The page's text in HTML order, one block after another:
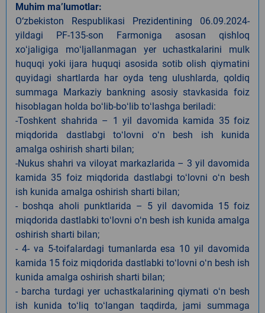
Muhim ma’lumotlar:
O‘zbekiston Respublikasi Prezidentining 06.09.2024-
yildagi PF-135-son Farmoniga asosan qishloq
xoʻjaligiga moʻljallanmagan yer uchastkalarini mulk
huquqi yoki ijara huquqi asosida sotib olish qiymatini
quyidagi shartlarda har oyda teng ulushlarda, qoldiq
summaga Markaziy bankning asosiy stavkasida foiz
hisoblagan holda boʻlib-boʻlib toʻlashga beriladi:
-Toshkent shahrida – 1 yil davomida kamida 35 foiz
miqdorida dastlabgi toʻlovni oʻn besh ish kunida
amalga oshirish sharti bilan;
-Nukus shahri va viloyat markazlarida – 3 yil davomida
kamida 35 foiz miqdorida dastlabgi toʻlovni oʻn besh
ish kunida amalga oshirish sharti bilan;
- boshqa aholi punktlarida – 5 yil davomida 15 foiz
miqdorida dastlabki toʻlovni oʻn besh ish kunida amalga
oshirish sharti bilan;
- 4- va 5-toifalardagi tumanlarda esa 10 yil davomida
kamida 15 foiz miqdorida dastlabki toʻlovni oʻn besh ish
kunida amalga oshirish sharti bilan;
- barcha turdagi yer uchastkalarining qiymati oʻn besh
ish kunida toʻliq toʻlangan taqdirda, jami summaga